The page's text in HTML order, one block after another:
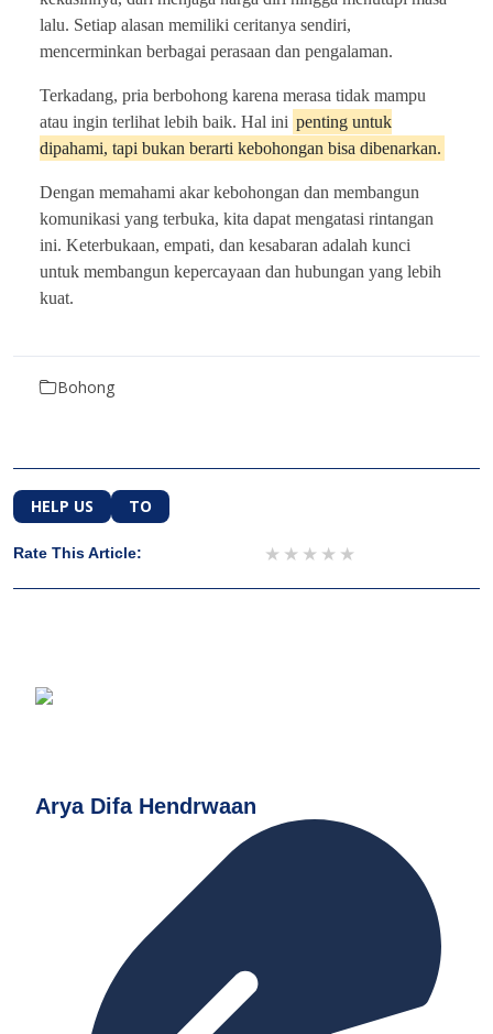
lalu. Setiap alasan memiliki ceritanya sendiri,
mencerminkan berbagai perasaan dan pengalaman.
Terkadang, pria berbohong karena merasa tidak mampu
atau ingin terlihat lebih baik. Hal ini penting untuk
dipahami, tapi bukan berarti kebohongan bisa dibenarkan.
Dengan memahami akar kebohongan dan membangun
komunikasi yang terbuka, kita dapat mengatasi rintangan
ini. Keterbukaan, empati, dan kesabaran adalah kunci
untuk membangun kepercayaan dan hubungan yang lebih
kuat.
Bohong
HELP US TO
Rate This Article: 4 stars
3 stars
2 stars
1 star
Arya Difa Hendrwaan